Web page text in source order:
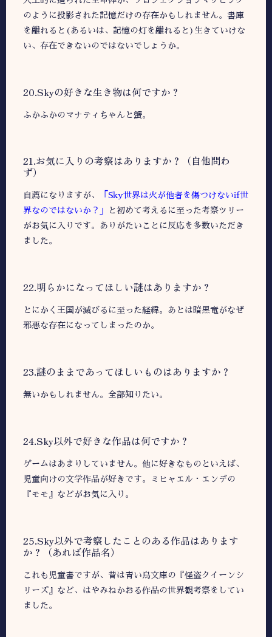
のように投影された記憶だけの存在かもしれません。書庫
を離れると(あるいは、記憶の灯を離れると)生きていけな
い、存在できないのではないでしょうか。
20.Skyの好きな生き物は何ですか？
ふかふかのマナティちゃんと蟹。
21.お気に入りの考察はありますか？（自他問わ
ず）
自薦になりますが、
「Sky世界は火が他者を傷つけないif世
界なのではないか？」
と初めて考えるに至った考察ツリー
がお気に入りです。ありがたいことに反応を多数いただき
ました。
22.明らかになってほしい謎はありますか？
とにかく王国が滅びるに至った経緯。あとは暗黒竜がなぜ
邪悪な存在になってしまったのか。
23.謎のままであってほしいものはありますか？
無いかもしれません。全部知りたい。
24.Sky以外で好きな作品は何ですか？
ゲームはあまりしていません。他に好きなものといえば、
児童向けの文学作品が好きです。ミヒャエル・エンデの
『モモ』などがお気に入り。
25.Sky以外で考察したことのある作品はあります
か？（あれば作品名）
これも児童書ですが、昔は青い鳥文庫の『怪盗クイーンシ
リーズ』など、はやみねかおる作品の世界観考察をしてい
ました。